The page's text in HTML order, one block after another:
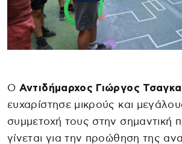
Ο Αντιδήμαρχος Γιώργος
ευχαρίστησε μικρούς και
συμμετοχή τους στην σημαντική
γίνεται για την προώθηση της